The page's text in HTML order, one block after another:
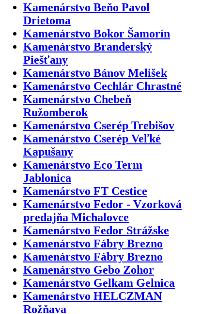
Kamenárstvo Beňo Pavol
Drietoma
Kamenárstvo Bokor Šamorín
Kamenárstvo Branderský
Piešťany
Kamenárstvo Bánov Melišek
Kamenárstvo Cechlár Chrastné
Kamenárstvo Chebeň
Ružomberok
Kamenárstvo Cserép Trebišov
Kamenárstvo Cserép Veľké
Kapušany
Kamenárstvo Eco Term
Jablonica
Kamenárstvo FT Cestice
Kamenárstvo Fedor - Vzorková
predajňa Michalovce
Kamenárstvo Fedor Strážske
Kamenárstvo Fábry Brezno
Kamenárstvo Fábry Brezno
Kamenárstvo Gebo Zohor
Kamenárstvo Gelkam Gelnica
Kamenárstvo HELCZMAN
Rožňava